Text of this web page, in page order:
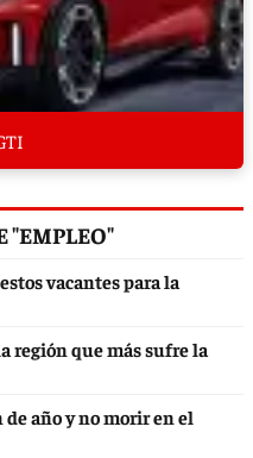
"EMPLEO"
vacantes para la
región que más sufre la
año y no morir en el